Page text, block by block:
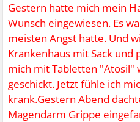
Gestern hatte mich mein
Wunsch eingewiesen. Es
meisten Angst hatte. Und
Krankenhaus mit Sack und
mich mit Tabletten "Atosil"
geschickt. Jetzt fühle ich
krank.Gestern Abend
Magendarm Grippe